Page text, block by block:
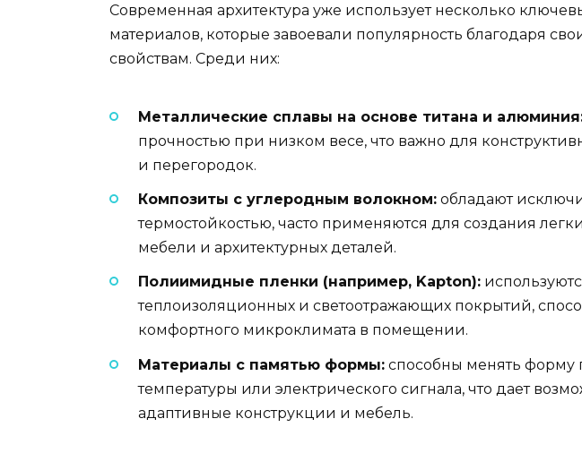
Современная архитектура уже использует несколько
материалов, которые завоевали популярность благодаря
свойствам. Среди них:
Металлические сплавы на основе титана и
прочностью при низком весе, что важно для
и перегородок.
Композиты с углеродным волокном: обладают
термостойкостью, часто применяются для создания
мебели и архитектурных деталей.
Полиимидные пленки (например, Kapton):
теплоизоляционных и светоотражающих покрытий,
комфортного микроклимата в помещении.
Материалы с памятью формы: способны менять форму
температуры или электрического сигнала, что дает
адаптивные конструкции и мебель.